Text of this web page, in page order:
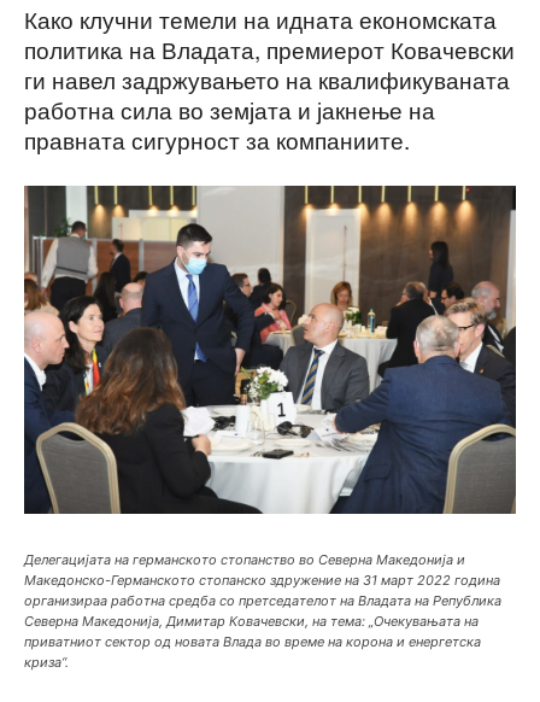
Како клучни темели на идната економската
политика на Владата, премиерот Ковачевски
ги навел задржувањето на квалификуваната
работна сила во земјата и јакнење на
правната сигурност за компаниите.
Делегацијата на германското стопанство во Северна Македонија и
Македонско-Германското стопанско здружение на 31 март 2022 година
организираа работна средба со претседателот на Владата на Република
Северна Македонија, Димитар Ковачевски, на тема: „Очекувањата на
приватниот сектор од новата Влада во време на корона и енергетска
криза“.